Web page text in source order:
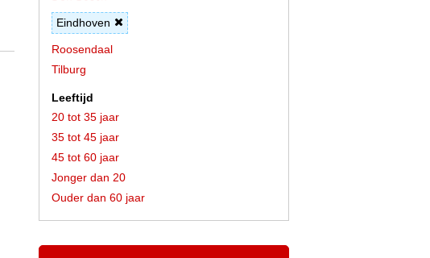
Eindhoven
Roosendaal
Tilburg
Leeftijd
20 tot 35 jaar
35 tot 45 jaar
45 tot 60 jaar
Jonger dan 20
Ouder dan 60 jaar